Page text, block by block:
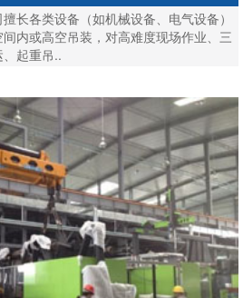
长各类设备（如机械设备、电气设备）
内或高空吊装，对高难度现场作业、三
起重吊..